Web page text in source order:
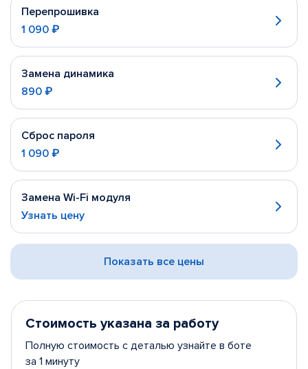
Перепрошивка
1 090 ₽
Замена динамика
890 ₽
Сброс пароля
1 090 ₽
Замена Wi-Fi модуля
Узнать цену
Показать все цены
Стоимость указана за работу
Полную стоимость с деталью узнайте в боте
за 1 минуту